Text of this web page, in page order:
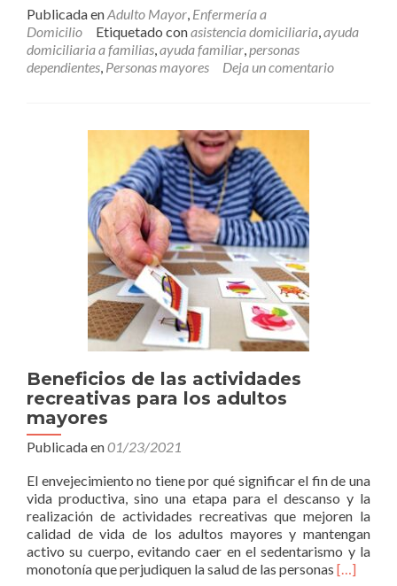
del
acompañamiento
para
el
adulto
Publicada enAdulto Mayor, Enfermería a
Domicilio
Etiquetado conasistencia domiciliaria,ayuda
domiciliaria a familias,ayuda familiar,personas
dependientes, Personas mayores Deja un comentario
Beneficios de las actividades
recreativas para los adultos
mayores
Publicada en01/23/2021
El envejecimiento no tiene por qué significar el fin de una
vida productiva, sino una etapa para el descanso y la
realización de actividades recreativas que mejoren la
calidad de vida de los adultos mayores y mantengan
activo su cuerpo, evitando caer en el sedentarismo y la
monotonía que perjudiquen la salud de las personas Leer
[…]